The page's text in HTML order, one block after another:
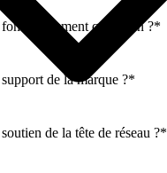
quotidien ?*
de la marque ?*
de la tête de réseau ?*